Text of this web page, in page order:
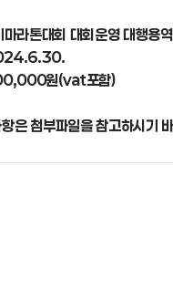
라톤대회 대회운영 대행용역
원(vat포함)
은 첨부파일을 참고하시기